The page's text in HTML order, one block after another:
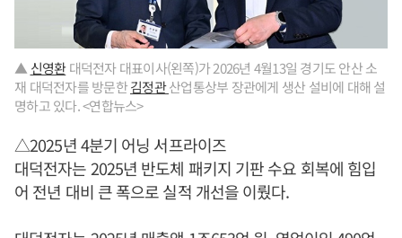
▲ 신영환대덕전자 대표이사(왼쪽)가 2026년 4월13일 경기도 안산 소
재 대덕전자를 방문한김정관산업통상부 장관에게 생산 설비에 대해 설
명하고 있다. <연합뉴스>
△2025년 4분기 어닝 서프라이즈
대덕전자는 2025년 반도체 패키지 기판 수요 회복에 힘입
어 전년 대비 큰 폭으로 실적 개선을 이뤘다.